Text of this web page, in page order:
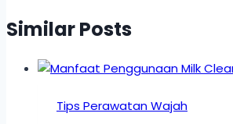
Similar Posts
Tips Perawatan Wajah